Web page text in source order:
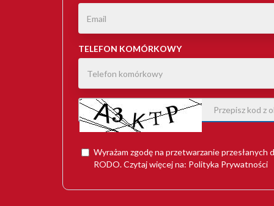
TELEFON KOMÓRKOWY
Wyrażam zgodę na przetwarzanie przesłanych
RODO. Czytaj więcej na: Polityka Prywatności